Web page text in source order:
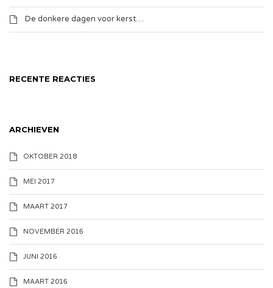
De donkere dagen voor kerst…
RECENTE REACTIES
ARCHIEVEN
OKTOBER 2018
MEI 2017
MAART 2017
NOVEMBER 2016
JUNI 2016
MAART 2016